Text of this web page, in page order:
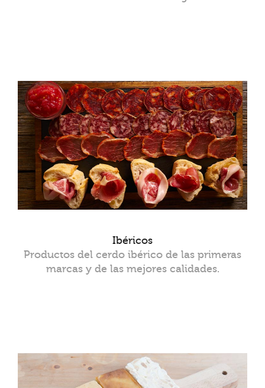
Ibéricos
Productos del cerdo ibérico de las primeras
marcas y de las mejores calidades.